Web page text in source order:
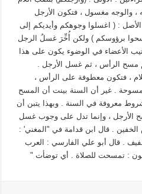
والوجه مغسول ، فتكون الأرجل
: ( اغسلوا وجوهكم وأيديكم إلى
برؤوسكم ) ولكن أُخِّرَ غسلُ الرجل
الأعضاء في الوضوء يكون على هذا
مسح الرأس ، ثم غسل الأرجل .
، فتكون معطوفة على الرأس ،
. غير أن السنة بينت أن المسح
معروفة في السنة . وبهذا يتبن أن
الأرجل ، وإنما تدل على وجوب غسل
. قال ابن قدامة في "المغني' :
. قال أبو علي الفارسي : العرب
: تمسحت للصلاة . أي توضأت "